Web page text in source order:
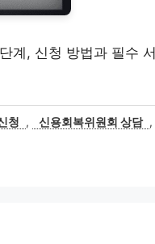
계, 신청 방법과 필수 서
청 , 신용회복위원회 상담 ,